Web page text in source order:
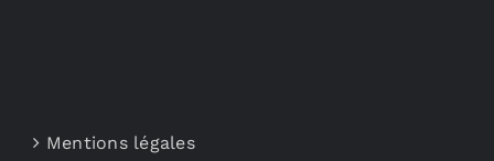
Mentions légales